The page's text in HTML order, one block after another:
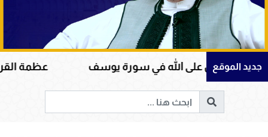
جديد الموقع
على الله في سورة يوسف عظمة القرآن الكريم